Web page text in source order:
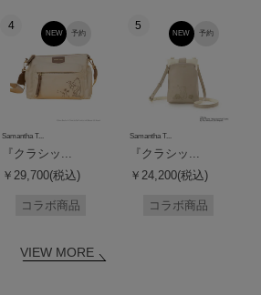
4
予約
NEW
Samantha T...
『クラシッ...
￥29,700(税込)
コラボ商品
5
予約
NEW
Samantha T...
『クラシッ...
￥24,200(税込)
コラボ商品
VIEW MORE